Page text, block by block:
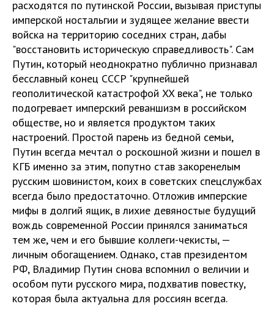
расходятся по путинской России, вызывая приступы
имперской ностальгии и зудящее желание ввести
войска на территорию соседних стран, дабы
"восстановить историческую справедливость". Сам
Путин, который неоднократно публично признавал
бесславный конец СССР "крупнейшей
геополитической катастрофой XX века", не только
подогревает имперский реваншизм в российском
обществе, но и является продуктом таких
настроений. Простой парень из бедной семьи,
Путин всегда мечтал о роскошной жизни и пошел в
КГБ именно за этим, попутно став закоренелым
русским шовинистом, коих в советских спецслужбах
всегда было предостаточно. Отложив имперские
мифы в долгий ящик, в лихие девяностые будущий
вождь современной России принялся заниматься
тем же, чем и его бывшие коллеги-чекисты, —
личным обогащением. Однако, став президентом
РФ, Владимир Путин снова вспомнил о величии и
особом пути русского мира, подхватив повестку,
которая была актуальна для россиян всегда.